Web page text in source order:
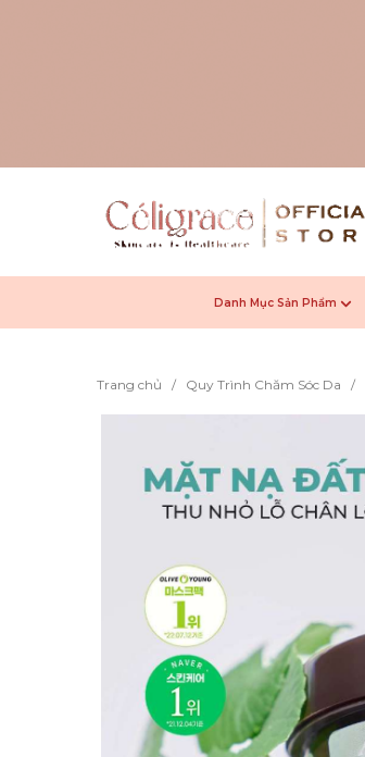
Danh Mục Sản Phẩm
Trang chủ / Quy Trình Chăm Sóc Da /